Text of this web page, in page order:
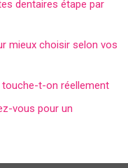
dentaires étape par
mieux choisir selon vos
touche-t-on réellement
vous pour un